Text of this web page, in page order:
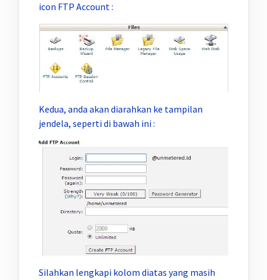
icon FTP Account :
Kedua, anda akan diarahkan ke tampilan
jendela, seperti di bawah ini :
Silahkan lengkapi kolom diatas yang masih